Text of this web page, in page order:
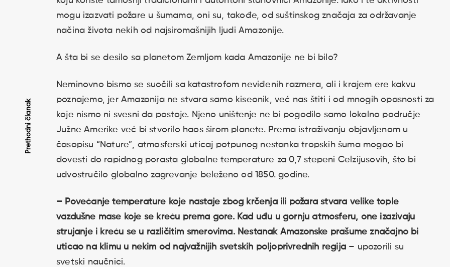
mogu izazvati požare u šumama, oni su, takođe, od suštinskog značaja za održavanje
načina života nekih od najsiromašnijih ljudi Amazonije.
A šta bi se desilo sa planetom Zemljom kada Amazonije ne bi bilo?
Neminovno bismo se suočili sa katastrofom neviđenih razmera, ali i krajem ere kakvu
poznajemo, jer Amazonija ne stvara samo kiseonik, već nas štiti i od mnogih opasnosti za
koje nismo ni svesni da postoje. Njeno uništenje ne bi pogodilo samo lokalno područje
Južne Amerike već bi stvorilo haos širom planete. Prema istraživanju objavljenom u
časopisu “Nature”, atmosferski uticaj potpunog nestanka tropskih šuma mogao bi
dovesti do rapidnog porasta globalne temperature za 0,7 stepeni Celzijusovih, što bi
udvostručilo globalno zagrevanje beleženo od 1850. godine.
– Povećanje temperature koje nastaje zbog krčenja ili požara stvara velike tople
vazdušne mase koje se kreću prema gore. Kad uđu u gornju atmosferu, one izazivaju
strujanje i kreću se u različitim smerovima. Nestanak Amazonske prašume značajno bi
uticao na klimu u nekim od najvažnijih svetskih poljoprivrednih regija – upozorili su
svetski naučnici.
Kretanje
članaka
Prethodni članak